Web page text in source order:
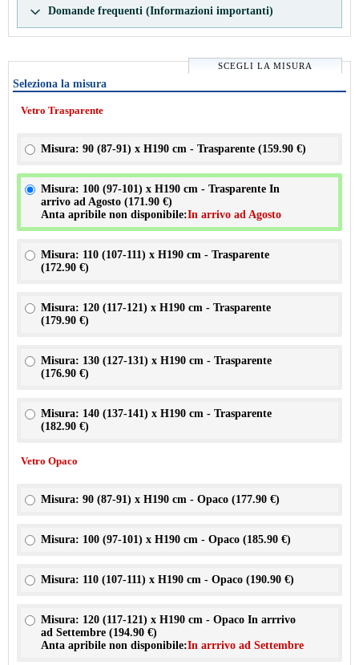
Domande frequenti (Informazioni importanti)
SCEGLI LA MISURA
Seleziona la misura
Vetro Trasparente
Misura: 90 (87-91) x H190 cm - Trasparente (159.90 €)
Misura: 100 (97-101) x H190 cm - Trasparente In
arrivo ad Agosto (171.90 €)
Anta apribile non disponibile:In arrivo ad Agosto
Misura: 110 (107-111) x H190 cm - Trasparente
(172.90 €)
Misura: 120 (117-121) x H190 cm - Trasparente
(179.90 €)
Misura: 130 (127-131) x H190 cm - Trasparente
(176.90 €)
Misura: 140 (137-141) x H190 cm - Trasparente
(182.90 €)
Vetro Opaco
Misura: 90 (87-91) x H190 cm - Opaco (177.90 €)
Misura: 100 (97-101) x H190 cm - Opaco (185.90 €)
Misura: 110 (107-111) x H190 cm - Opaco (190.90 €)
Misura: 120 (117-121) x H190 cm - Opaco In arrrivo
ad Settembre (194.90 €)
Anta apribile non disponibile:In arrrivo ad Settembre